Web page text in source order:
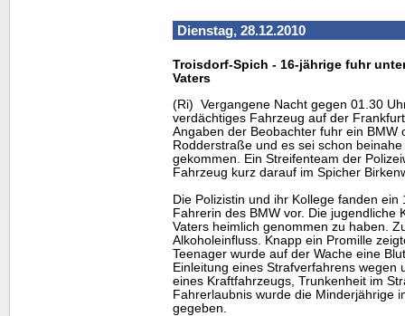
Dienstag, 28.12.2010
Troisdorf-Spich - 16-jährige fuhr
Vaters
(Ri) Vergangene Nacht gegen 01.30
verdächtiges Fahrzeug auf der
Angaben der Beobachter fuhr ein BMW
Rodderstraße und es sei schon
gekommen. Ein Streifenteam der
Fahrzeug kurz darauf im Spicher
Die Polizistin und ihr Kollege fanden
Fahrerin des BMW vor. Die jugendliche
Vaters heimlich genommen zu haben.
Alkoholeinfluss. Knapp ein Promille
Teenager wurde auf der Wache eine
Einleitung eines Strafverfahrens wegen
eines Kraftfahrzeugs, Trunkenheit im
Fahrerlaubnis wurde die Minderjährige
gegeben.